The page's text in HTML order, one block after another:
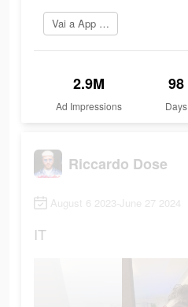
Vai a App Store
2.9M
Ad Impressions
98
Days
Riccardo Dose
August 6 2023-June 27 2024
IT